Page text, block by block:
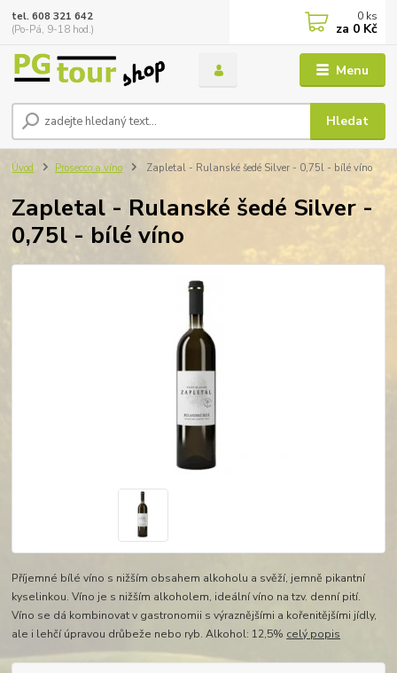
Menu
Hledat
tel. 608 321 642
(Po-Pá, 9-18 hod.)
0 ks
za 0 Kč
Úvod Prosecco a víno Zapletal - Rulanské šedé Silver - 0,75l - bílé víno
Zapletal - Rulanské šedé Silver -
0,75l - bílé víno
Příjemné bílé víno s nižším obsahem alkoholu a svěží, jemně pikantní
kyselinkou. Víno je s nižším alkoholem, ideální víno na tzv. denní pití.
Víno se dá kombinovat v gastronomii s výraznějšími a kořenitějšími jídly,
ale i lehčí úpravou drůbeže nebo ryb. Alkohol: 12,5% celý popis